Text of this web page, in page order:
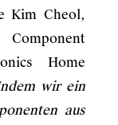
Kim Cheol,
Home
wir ein
aus